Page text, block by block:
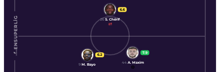
ENSUPERLIG
6.6
26 S. Chérif
6.2
9 M. Bayo
7.9
44 A. Maxim